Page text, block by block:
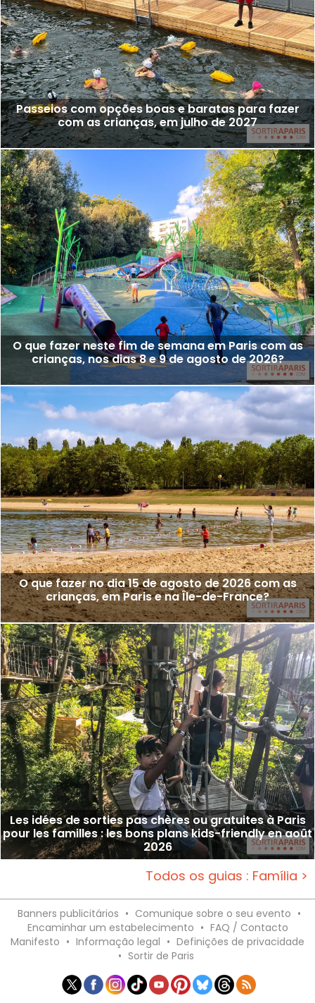
Passeios com opções boas e baratas para fazer
com as crianças, em julho de 2027
O que fazer neste fim de semana em Paris com as
crianças, nos dias 8 e 9 de agosto de 2026?
O que fazer no dia 15 de agosto de 2026 com as
crianças, em Paris e na Île-de-France?
Les idées de sorties pas chères ou gratuites à Paris
pour les familles : les bons plans kids-friendly en août
2026
Todos os guias : Família >
Banners publicitários • Comunique sobre o seu evento •
Encaminhar um estabelecimento • FAQ / Contacto
Manifesto • Informação legal • Definições de privacidade
• Sortir de Paris